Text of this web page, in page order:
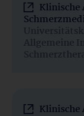
Klinische
Allgemeine